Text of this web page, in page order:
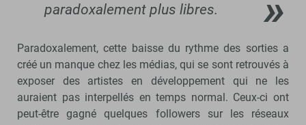
paradoxalement plus libres.
Paradoxalement, cette baisse du rythme des sorties a
créé un manque chez les médias, qui se sont retrouvés à
exposer des artistes en développement qui ne les
auraient pas interpellés en temps normal. Ceux-ci ont
peut-être gagné quelques followers sur les réseaux